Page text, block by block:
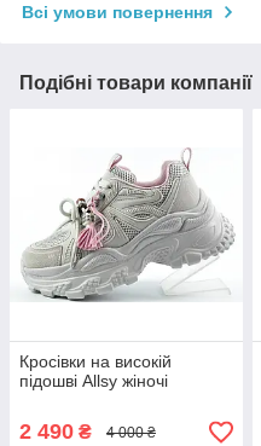
Всі умови повернення
Подібні товари компанії
Кросівки на високій
підошві Allsy жіночі
2 490 ₴ 4 000 ₴